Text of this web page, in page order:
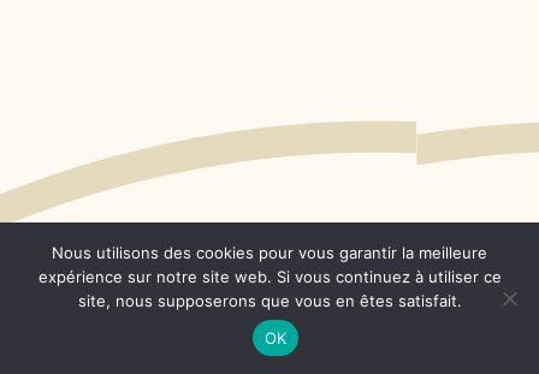
Nous utilisons des cookies pour vous garantir la meilleure
expérience sur notre site web. Si vous continuez à utiliser ce
site, nous supposerons que vous en êtes satisfait.
OK